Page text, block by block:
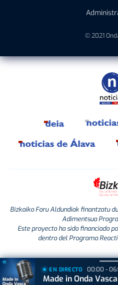
© 2021
Bizkaiko Foru Aldundiak finantzatu
Adimentsua
Este proyecto ha sido financiado
dentro del Programa
EN DIRECTO 00:00 -
Made in Onda Vasca